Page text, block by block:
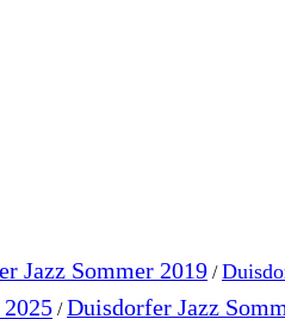
Jazz Sommer 2019 /
/Duisdorfer Jazz